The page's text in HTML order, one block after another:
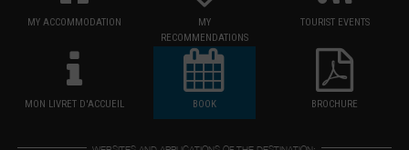
MY ACCOMMODATION
MY
RECOMMENDATIONS
TOURIST EVENTS
MON LIVRET D'ACCUEIL BOOK BROCHURE